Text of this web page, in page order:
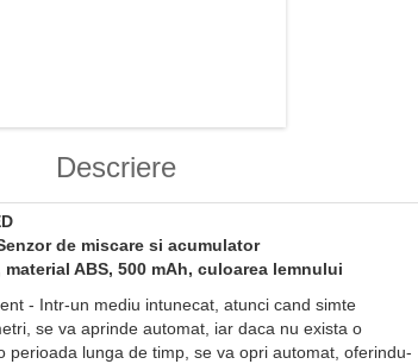
Descriere
de miscare si acumulator
ABS, 500 mAh, culoarea lemnului
- Intr-un mediu intunecat, atunci cand simte
se va aprinde automat, iar daca nu exista o
perioada lunga de timp, se va opri automat, oferindu-